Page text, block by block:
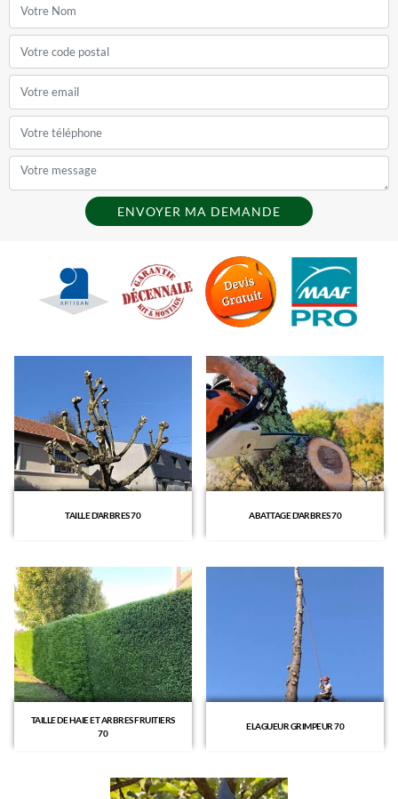
TAILLE D'ARBRES 70 ABATTAGE D'ARBRES 70
TAILLE DE HAIE ET ARBRES FRUITIERS
70
ELAGUEUR GRIMPEUR 70